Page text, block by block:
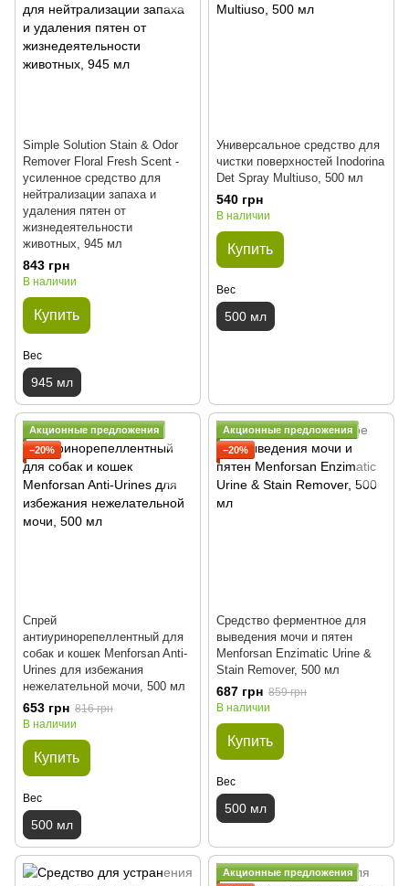
Simple Solution Stain & Odor
Remover Floral Fresh Scent - ​​
усиленное средство для
нейтрализации запаха и
удаления пятен от
жизнедеятельности
животных, 945 мл
843 грн
В наличии
Купить
Вес
945 мл
Универсальное средство для
чистки поверхностей Inodorina
Det Spray Multiuso, 500 мл
540 грн
В наличии
Купить
Вес
500 мл
Акционные предложения
−20%
Спрей
антиуринорепеллентный для
собак и кошек Menforsan Anti-
Urines для избежания
нежелательной мочи, 500 мл
653 грн 816 грн
В наличии
Купить
Вес
500 мл
Акционные предложения
−20%
Средство ферментное для
выведения мочи и пятен
Menforsan Enzimatic Urine &
Stain Remover, 500 мл
687 грн 859 грн
В наличии
Купить
Вес
500 мл
Акционные предложения